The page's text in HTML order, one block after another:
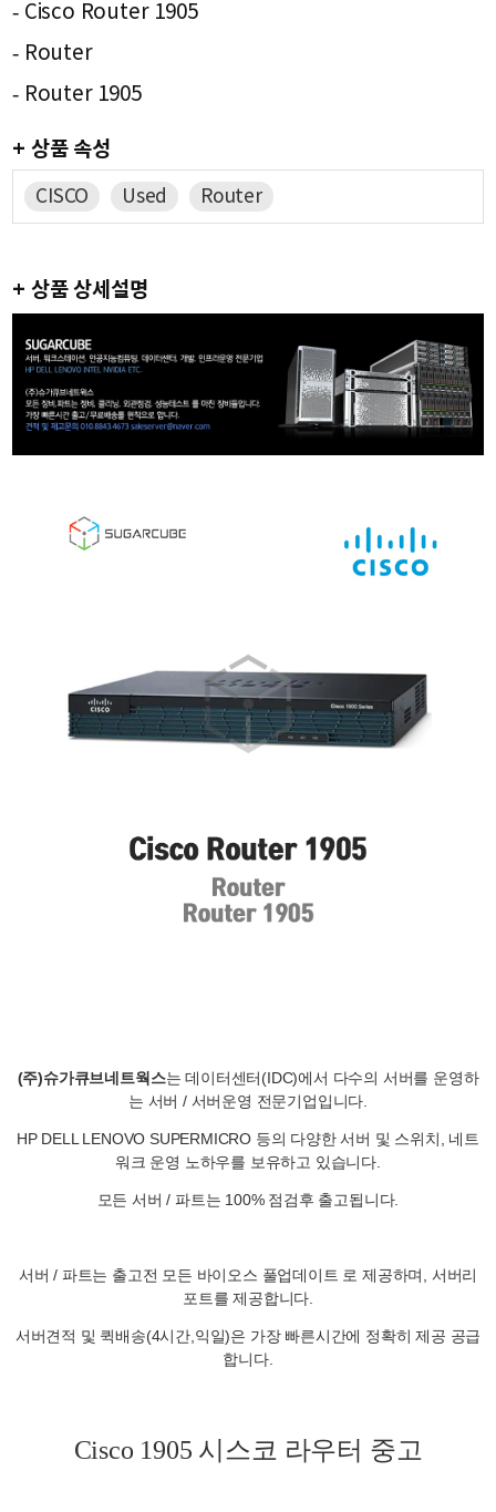
- Cisco Router 1905
- Router
- Router 1905
+ 상품 속성
CISCO Used Router
+ 상품 상세설명
(주)슈가큐브네트웍스는 데이터센터(IDC)에서 다수의 서버를 운영하
는 서버 / 서버운영 전문기업입니다.
HP DELL LENOVO SUPERMICRO 등의 다양한 서버 및 스위치, 네트
워크 운영 노하우를 보유하고 있습니다.
모든 서버 / 파트는 100% 점검후 출고됩니다.
서버 / 파트는 출고전 모든 바이오스 풀업데이트 로 제공하며, 서버리
포트를 제공합니다.
서버견적 및 퀵배송(4시간,익일)은 가장 빠른시간에 정확히 제공 공급
합니다.
Cisco 1905 시스코 라우터 중고